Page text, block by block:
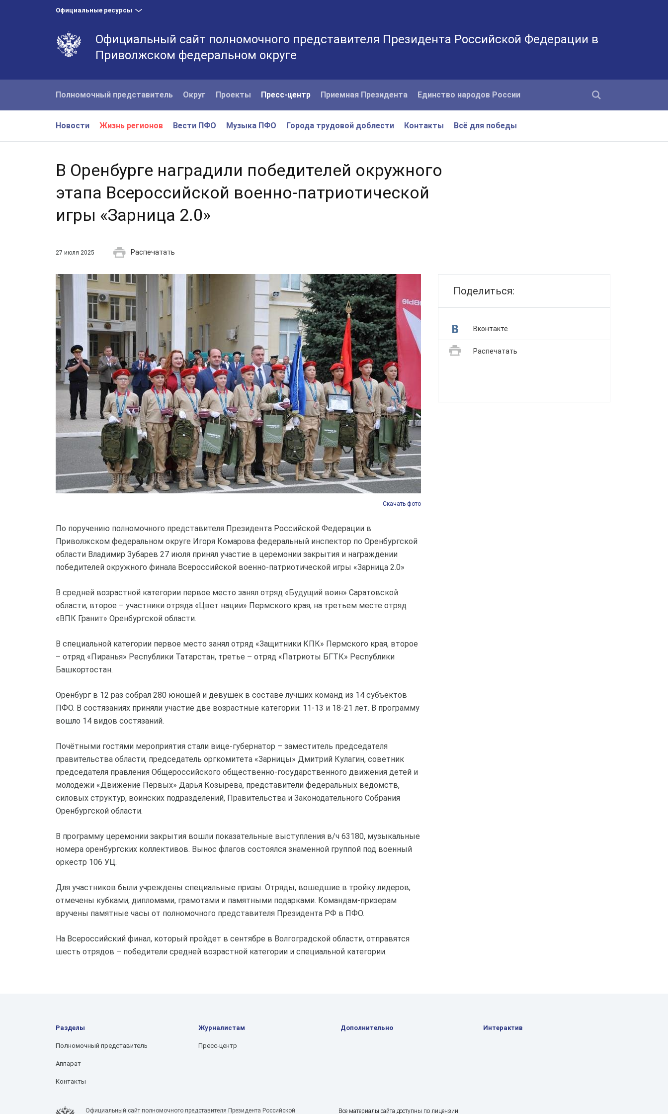
Официальные ресурсы
Официальный сайт полномочного представителя Президента Российской Федерации в
Приволжском федеральном округе
Полномочный представитель Округ Проекты Пресс-центр Приемная Президента Единство народов России
Новости Жизнь регионов Вести ПФО Музыка ПФО Города трудовой доблести Контакты Всё для победы
В Оренбурге наградили победителей окружного
этапа Всероссийской военно-патриотической
игры «Зарница 2.0»
27 июля 2025 Распечатать
Скачать фото
По поручению полномочного представителя Президента Российской Федерации в
Приволжском федеральном округе Игоря Комарова федеральный инспектор по Оренбургской
области Владимир Зубарев 27 июля принял участие в церемонии закрытия и награждении
победителей окружного финала Всероссийской военно-патриотической игры «Зарница 2.0»
В средней возрастной категории первое место занял отряд «Будущий воин» Саратовской
области, второе – участники отряда «Цвет нации» Пермского края, на третьем месте отряд
«ВПК Гранит» Оренбургской области.
В специальной категории первое место занял отряд «Защитники КПК» Пермского края, второе
– отряд «Пиранья» Республики Татарстан, третье – отряд «Патриоты БГТК» Республики
Башкортостан.
Оренбург в 12 раз собрал 280 юношей и девушек в составе лучших команд из 14 субъектов
ПФО. В состязаниях приняли участие две возрастные категории: 11-13 и 18-21 лет. В программу
вошло 14 видов состязаний.
Почётными гостями мероприятия стали вице-губернатор – заместитель председателя
правительства области, председатель оргкомитета «Зарницы» Дмитрий Кулагин, советник
председателя правления Общероссийского общественно-государственного движения детей и
молодежи «Движение Первых» Дарья Козырева, представители федеральных ведомств,
силовых структур, воинских подразделений, Правительства и Законодательного Собрания
Оренбургской области.
В программу церемонии закрытия вошли показательные выступления в/ч 63180, музыкальные
номера оренбургских коллективов. Вынос флагов состоялся знаменной группой под военный
оркестр 106 УЦ.
Для участников были учреждены специальные призы. Отряды, вошедшие в тройку лидеров,
отмечены кубками, дипломами, грамотами и памятными подарками. Командам-призерам
вручены памятные часы от полномочного представителя Президента РФ в ПФО.
На Всероссийский финал, который пройдет в сентябре в Волгоградской области, отправятся
шесть отрядов – победители средней возрастной категории и специальной категории.
Поделиться:
Вконтакте
Распечатать
Разделы
Полномочный представитель
Аппарат
Контакты
Журналистам
Пресс-центр
Дополнительно Интерактив
Официальный сайт полномочного представителя Президента Российской Все материалы сайта доступны по лицензии: